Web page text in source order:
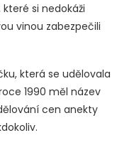
si nedokáži
vinou zabezpečili
která se udělovala
1990 měl název
cen anekty